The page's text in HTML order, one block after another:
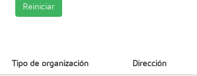
Reiniciar
Tipo de organización Dirección